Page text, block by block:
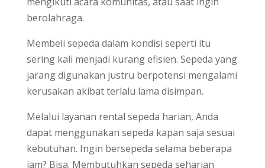
berolahraga.
Membeli sepeda dalam kondisi seperti itu
sering kali menjadi kurang efisien. Sepeda yang
jarang digunakan justru berpotensi mengalami
kerusakan akibat terlalu lama disimpan.
Melalui layanan rental sepeda harian, Anda
dapat menggunakan sepeda kapan saja sesuai
kebutuhan. Ingin bersepeda selama beberapa
jam? Bisa. Membutuhkan sepeda seharian